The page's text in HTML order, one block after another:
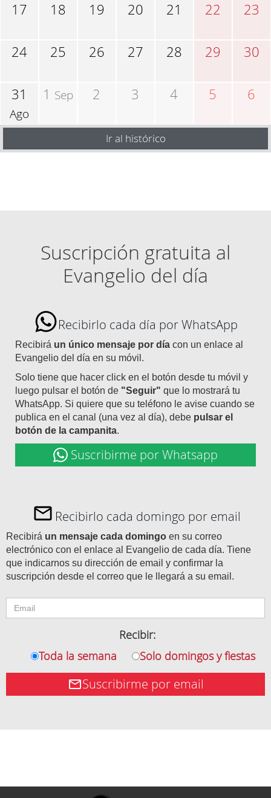
17 18 19 20 21 22 23
24 25 26 27 28 29 30
31
Ago
1 Sep 2 3 4 5 6
Ir al histórico
Suscripción gratuita al
Evangelio del día
Recibirlo cada día por WhatsApp
Recibirá un único mensaje por día con un enlace al
Evangelio del día en su móvil.
Solo tiene que hacer click en el botón desde tu móvil y
luego pulsar el botón de "Seguir" que lo mostrará tu
WhatsApp. Si quiere que su teléfono le avise cuando se
publica en el canal (una vez al día), debe pulsar el
botón de la campanita.
Suscribirme por Whatsapp
Recibirlo cada domingo por email
Recibirá un mensaje cada domingo en su correo
electrónico con el enlace al Evangelio de cada día. Tiene
que indicarnos su dirección de email y confirmar la
suscripción desde el correo que le llegará a su email.
Recibir:
Toda la semana
Solo domingos y fiestas
Suscribirme por email